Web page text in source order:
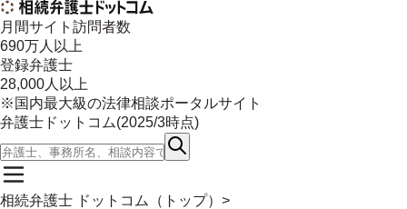
月間サイト訪問者数
690万人以上
登録弁護士
28,000人以上
※国内最大級の法律相談ポータルサイト
弁護士ドットコム(2025/3時点)
相続弁護士 ドットコム（トップ） >